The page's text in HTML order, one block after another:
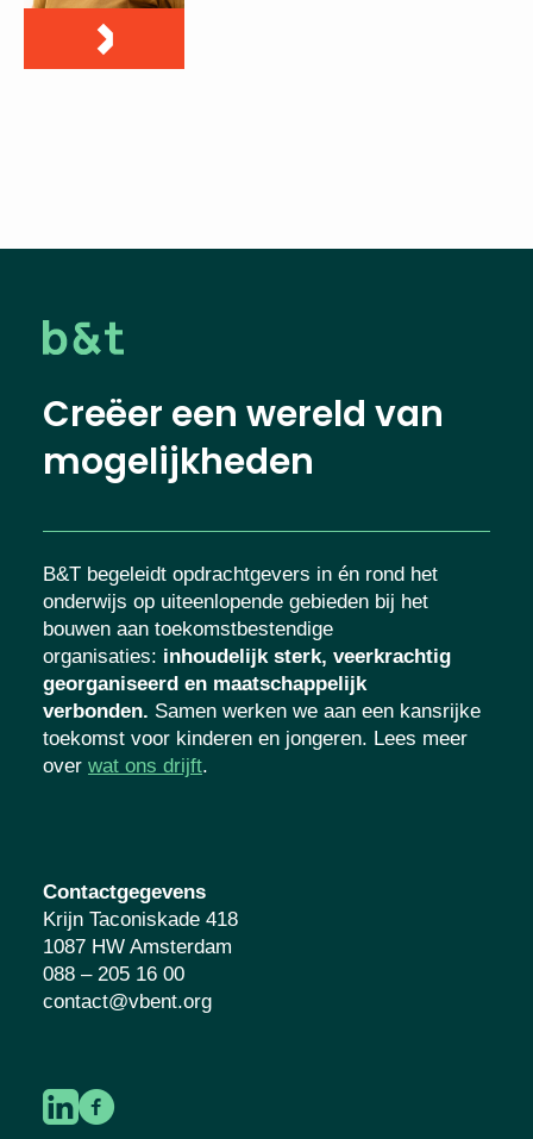
Creëer een wereld van
mogelijkheden
B&T begeleidt opdrachtgevers in én rond het
onderwijs op uiteenlopende gebieden bij het
bouwen aan toekomstbestendige
organisaties: inhoudelijk sterk, veerkrachtig
georganiseerd en maatschappelijk
verbonden. Samen werken we aan een kansrijke
toekomst voor kinderen en jongeren. Lees meer
over wat ons drijft.
Contactgegevens
Krijn Taconiskade 418
1087 HW Amsterdam
088 – 205 16 00
contact@vbent.org